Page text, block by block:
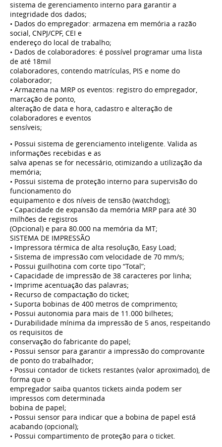
sistema de gerenciamento interno para garantir a
integridade dos dados;
• Dados do empregador: armazena em memória a razão
social, CNPJ/CPF, CEI e
endereço do local de trabalho;
• Dados de colaboradores: é possível programar uma lista
de até 18mil
colaboradores, contendo matrículas, PIS e nome do
colaborador;
• Armazena na MRP os eventos: registro do empregador,
marcação de ponto,
alteração de data e hora, cadastro e alteração de
colaboradores e eventos
sensíveis;
• Possui sistema de gerenciamento inteligente. Valida as
informações recebidas e as
salva apenas se for necessário, otimizando a utilização da
memória;
• Possui sistema de proteção interno para supervisão do
funcionamento do
equipamento e dos níveis de tensão (watchdog);
• Capacidade de expansão da memória MRP para até 30
milhões de registros
(Opcional) e para 80.000 na memória da MT;
SISTEMA DE IMPRESSÃO
• Impressora térmica de alta resolução, Easy Load;
• Sistema de impressão com velocidade de 70 mm/s;
• Possui guilhotina com corte tipo “Total”;
• Capacidade de impressão de 38 caracteres por linha;
• Imprime acentuação das palavras;
• Recurso de compactação do ticket;
• Suporta bobinas de 400 metros de comprimento;
• Possui autonomia para mais de 11.000 bilhetes;
• Durabilidade mínima da impressão de 5 anos, respeitando
os requisitos de
conservação do fabricante do papel;
• Possui sensor para garantir a impressão do comprovante
de ponto do trabalhador;
• Possui contador de tickets restantes (valor aproximado), de
forma que o
empregador saiba quantos tickets ainda podem ser
impressos com determinada
bobina de papel;
• Possui sensor para indicar que a bobina de papel está
acabando (opcional);
• Possui compartimento de proteção para o ticket.